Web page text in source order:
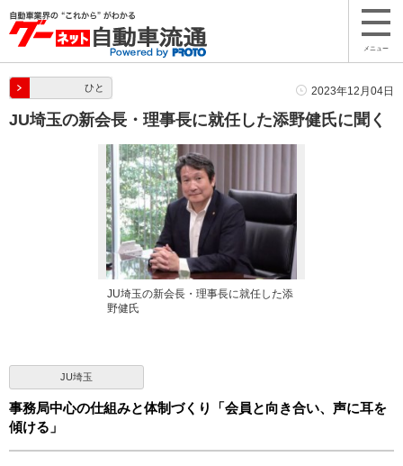
メニュー
ひと 2023年12月04日
JU埼玉の新会長・理事長に就任した添野健氏に聞く
JU埼玉の新会長・理事長に就任した添
野健氏
JU埼玉
事務局中心の仕組みと体制づくり「会員と向き合い、声に耳を
傾ける」